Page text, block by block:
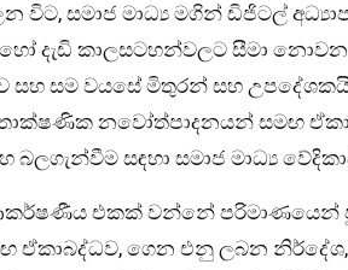
විට, සමාජ මාධ්‍ය මගින් ඩිජිටල්
දැඩි කාලසටහන්වලට සීමා
සම වයසේ මිතුරන් සහ
නවෝත්පාදනයන් සමඟ
බලගැන්වීම සඳහා සමාජ මාධ්‍ය
ආකර්ෂණීය එකක් වන්නේ පරිමාණයෙන්
ඒකාබද්ධව, ගෙන එනු ලබන